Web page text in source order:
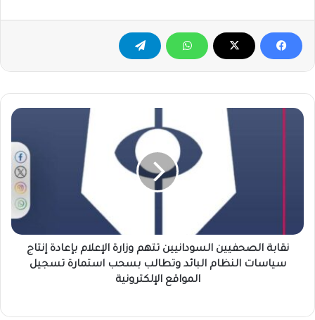
نقابة
سياسات
النظامنقابة الصحفيين السودانيين تتهم وزارة الإعلام بإعادة إنتاج
سياسات النظام البائد وتطالب بسحب استمارة تسجيل
المواقع الإلكترونية